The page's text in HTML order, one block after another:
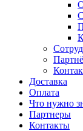
Доставка
Оплата
Что нужно
Партнеры
Контакты